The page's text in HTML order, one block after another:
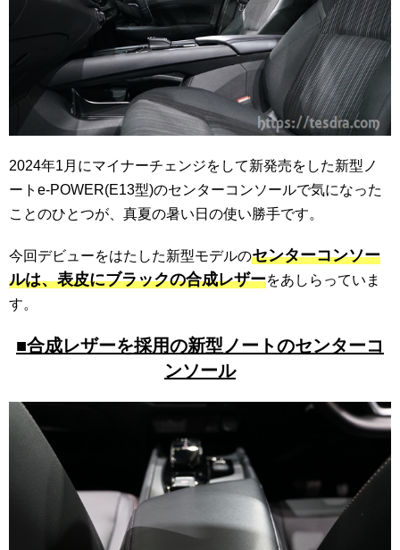
2024年1月にマイナーチェンジをして新発売をした新型ノ
ートe-POWER(E13型)のセンターコンソールで気になった
ことのひとつが、真夏の暑い日の使い勝手です。
今回デビューをはたした新型モデルのセンターコンソー
ルは、表皮にブラックの合成レザーをあしらっていま
す。
■合成レザーを採用の新型ノートのセンターコ
ンソール